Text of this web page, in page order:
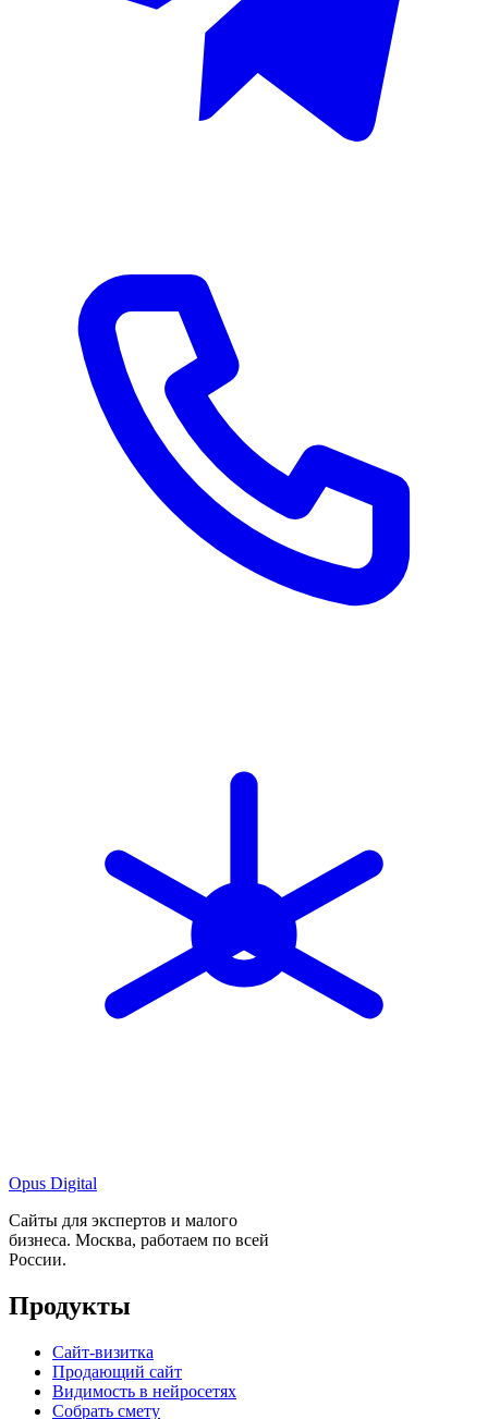
Opus Digital
Сайты для экспертов и малого
бизнеса. Москва, работаем по всей
России.
Продукты
Сайт-визитка
Продающий сайт
Видимость в нейросетях
Собрать смету